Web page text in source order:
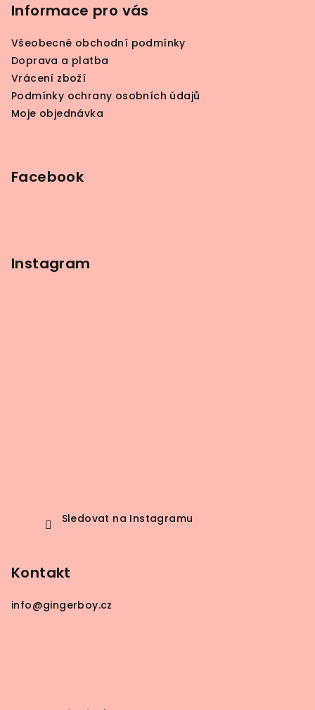
Informace pro vás
Všeobecné obchodní podmínky
Doprava a platba
Vrácení zboží
Podmínky ochrany osobních údajů
Moje objednávka
Facebook
Instagram
Sledovat na Instagramu
Kontakt
info@gingerboy.cz